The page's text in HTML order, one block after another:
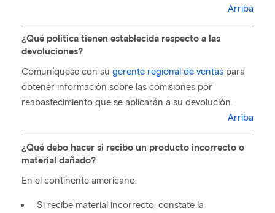
Arriba
¿Qué política tienen establecida respecto a las
devoluciones?
Comuníquese con su gerente regional de ventas para
obtener información sobre las comisiones por
reabastecimiento que se aplicarán a su devolución.
Arriba
¿Qué debo hacer si recibo un producto incorrecto o
material dañado?
En el continente americano:
Si recibe material incorrecto, constate la